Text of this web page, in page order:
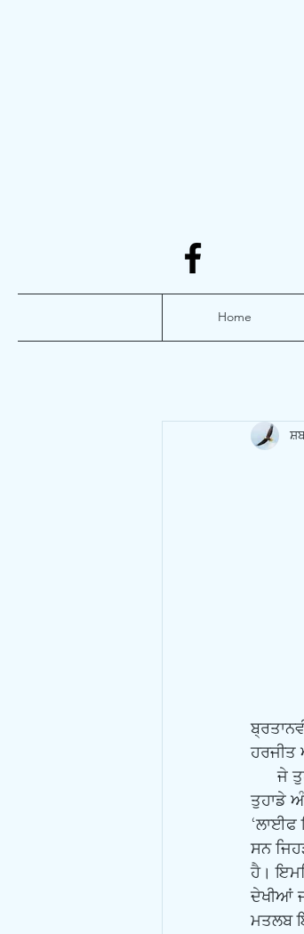
Home
ਹਰਜੀਤ
      ਜੇ ਤੁਹਾਨੂੰ ਬ੍ਰਤਾਨਵੀ ਸ਼ਹਿਰੀਅੱਤ ਚਾਹੀਦੀ ਹੈ ਤਾਂ ਤੁਹਾਨੂੰ ਬ੍ਰਤਾਨਵੀਤੱਵ ਦਾ ਇਮਿਤਿਹਾਨ ਦੇਣਾ ਪੈਂਦਾ ਹੈ ਕਿ ਕੀ
ਤੁਹਾਡੇ
‘ਲਾਈਫ
ਸਨ
ਹੈ।
ਦੇਖੀਆਂ
ਮਤਲਬ